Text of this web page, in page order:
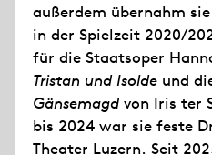
außerdem übernahm
in der Spielzeit 2020/
für die Staatsoper
Tristan und Isolde und
Gänsemagdvon Iris ter
bis 2024 war sie feste
Theater Luzern. Seit